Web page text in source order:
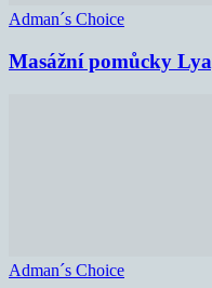
Adman´s Choice
Masážní pomůcky
Adman´s Choice